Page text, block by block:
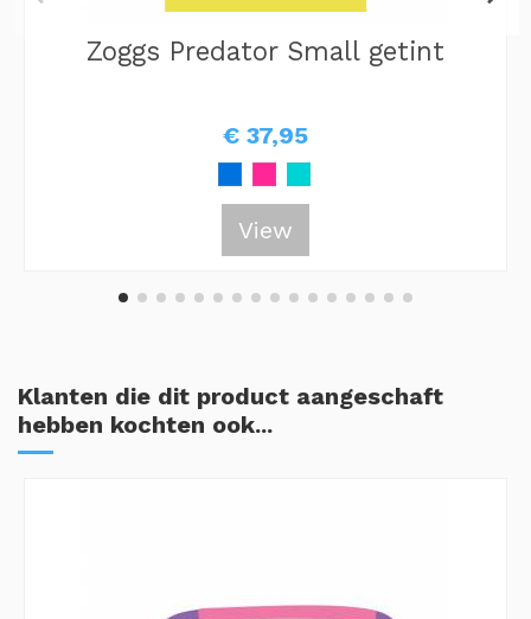
Zoggs Predator Small getint
€ 37,95
View
Klanten die dit product aangeschaft
hebben kochten ook...